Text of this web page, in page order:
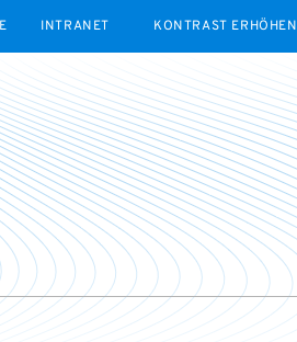
INTRANET
KONTRAST ERHÖHEN